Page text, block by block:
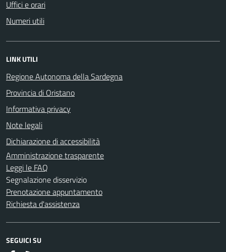
Uffici e orari
Numeri utili
LINK UTILI
Regione Autonoma della Sardegna
Provincia di Oristano
Informativa privacy
Note legali
Dichiarazione di accessibilità
Amministrazione trasparente
Leggi le FAQ
Segnalazione disservizio
Prenotazione appuntamento
Richiesta d'assistenza
SEGUICI SU